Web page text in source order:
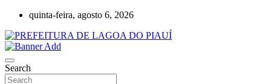
Skip
content
quinta-feira, agosto 6, 2026
PREFEITURA DE LAGOA DO PIAUÍ
Search